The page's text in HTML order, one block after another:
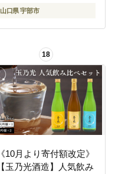
山口県 宇部市
18
《10月より寄付額改定》
【玉乃光酒造】人気飲み